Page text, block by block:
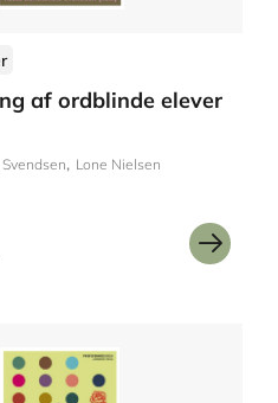
af ordblinde elever
Lone Nielsen